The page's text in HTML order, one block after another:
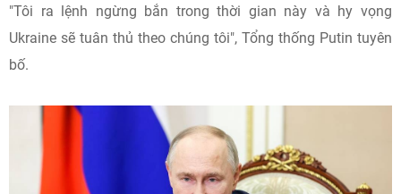
"Tôi ra lệnh ngừng bắn trong thời gian này và hy vọng
Ukraine sẽ tuân thủ theo chúng tôi", Tổng thống Putin tuyên
bố.